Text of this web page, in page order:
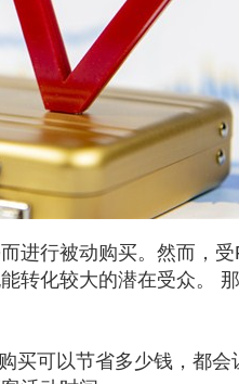
行被动购买。然而，
转化较大的潜在受众。
买可以节省多少钱，都